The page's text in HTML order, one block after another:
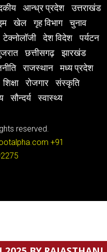
आन्ध्र प्रदेश
उत्तराखंड
खेल गृह विभाग
चुनाव
टेक्नोलॉजी देश विदेश
पर्यटन
छत्तीसगढ़
झारखंड
राजस्थान
मध्य प्रदेश
शिक्षा रोजगार
संस्कृति
सौन्दर्य स्वास्थ्य
reserved.
+91